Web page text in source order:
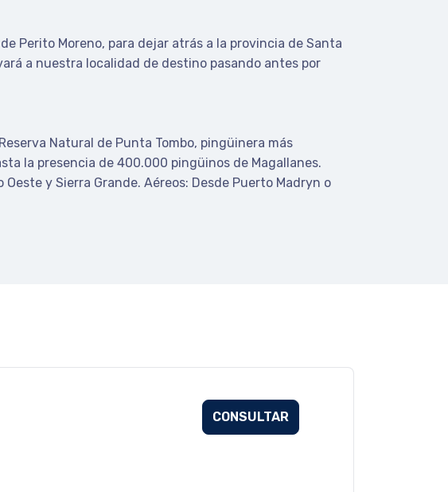
Perito Moreno, para dejar atrás a la provincia de Santa
a nuestra localidad de destino pasando antes por
Natural de Punta Tombo, pingüinera más
la presencia de 400.000 pingüinos de Magallanes.
y Sierra Grande. Aéreos: Desde Puerto Madryn o
CONSULTAR